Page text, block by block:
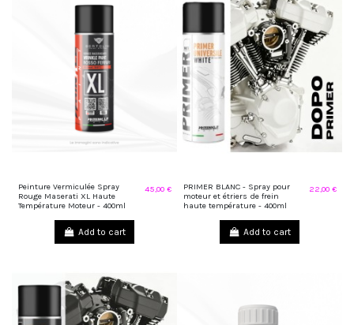
Peinture Vermiculée Spray
Rouge Maserati XL Haute
Température Moteur - 400ml
45,00 €
Add to cart
PRIMER BLANC - Spray pour
moteur et étriers de frein
haute température - 400ml
22,00 €
Add to cart